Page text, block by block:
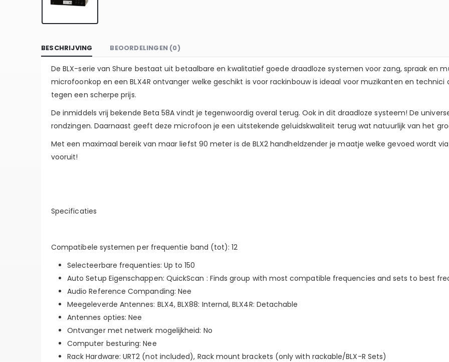
BESCHRIJVING BEOORDELINGEN (0)
De BLX-serie van Shure bestaat uit betaalbare en kwalitatief goede draadloze systemen voor zang, spraak en
microfoonkop en een BLX4R ontvanger welke geschikt is voor rackinbouw is ideaal voor muzikanten en
tegen een scherpe prijs.
De inmiddels vrij bekende Beta 58A vindt je tegenwoordig overal terug. Ook in dit draadloze systeem! De
rondzingen. Daarnaast geeft deze microfoon je een uitstekende geluidskwaliteit terug wat natuurlijk van het
Met een maximaal bereik van maar liefst 90 meter is de BLX2 handheldzender je maatje welke gevoed wordt
vooruit!
Specificaties
Compatibele systemen per frequentie band (tot): 12
Selecteerbare frequenties: Up to 150
Auto Setup Eigenschappen: QuickScan : Finds group with most compatible frequencies and sets to best
Audio Reference Companding: Nee
Meegeleverde Antennes: BLX4, BLX88: Internal, BLX4R: Detachable
Antennes opties: Nee
Ontvanger met netwerk mogelijkheid: No
Computer besturing: Nee
Rack Hardware: URT2 (not included), Rack mount brackets (only with rackable/BLX-R Sets)